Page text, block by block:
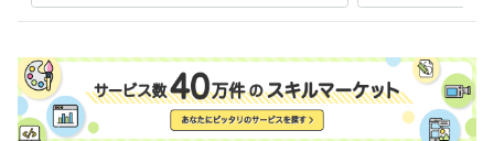
学歴
青山学院大学 2009年3月 ~ 2013年2月
す